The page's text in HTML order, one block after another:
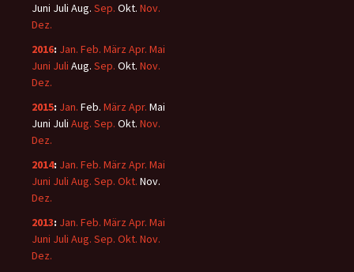
Juni Juli Aug. Sep. Okt. Nov.
Dez.
2016: Jan. Feb. März Apr. Mai
Juni Juli Aug. Sep. Okt. Nov.
Dez.
2015: Jan. Feb. März Apr. Mai
Juni Juli Aug. Sep. Okt. Nov.
Dez.
2014: Jan. Feb. März Apr. Mai
Juni Juli Aug. Sep. Okt. Nov.
Dez.
2013: Jan. Feb. März Apr. Mai
Juni Juli Aug. Sep. Okt. Nov.
Dez.